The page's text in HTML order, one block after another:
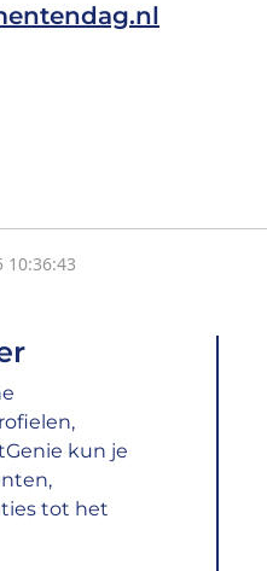
10:36:43
kun je
tot het